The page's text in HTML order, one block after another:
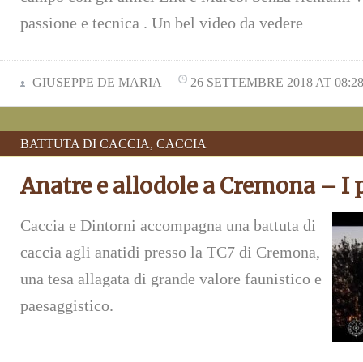
passione e tecnica . Un bel video da vedere
GIUSEPPE DE MARIA 26 SETTEMBRE 2018 AT 08:28
BATTUTA DI CACCIA, CACCIA
Anatre e allodole a Cremona – I
Caccia e Dintorni accompagna una battuta di
caccia agli anatidi presso la TC7 di Cremona,
una tesa allagata di grande valore faunistico e
paesaggistico.